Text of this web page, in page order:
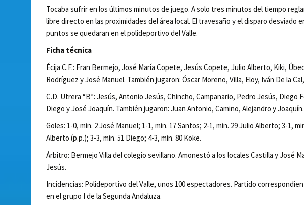
Tocaba sufrir en los últimos minutos de juego. A solo tres minutos del tiempo
libre directo en las proximidades del área local. El travesaño y el disparo desviado
puntos se quedaran en el polideportivo del Valle.
Ficha técnica
Écija C.F.: Fran Bermejo, José María Copete, Jesús Copete, Julio Alberto, Kiki,
Rodríguez y José Manuel. También jugaron: Óscar Moreno, Villa, Eloy, Iván De la
C.D. Utrera “B”: Jesús, Antonio Jesús, Chincho, Campanario, Pedro Jesús, Diego
Diego y José Joaquín. También jugaron: Juan Antonio, Camino, Alejandro y Joaquín.
Goles: 1-0, min. 2 José Manuel; 1-1, min. 17 Santos; 2-1, min. 29 Julio Alberto; 3-1,
Alberto (p.p.); 3-3, min. 51 Diego; 4-3, min. 80 Koke.
Árbitro: Bermejo Villa del colegio sevillano. Amonestó a los locales Castilla y José
Jesús.
Incidencias: Polideportivo del Valle, unos 100 espectadores. Partido
en el grupo I de la Segunda Andaluza.